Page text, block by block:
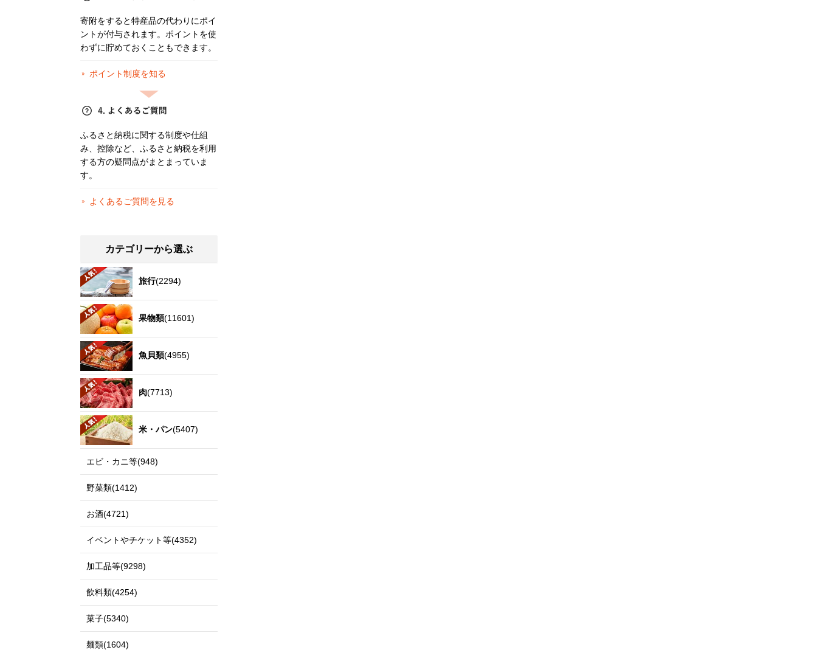
寄附をすると特産品の代わりにポイ
ントが付与されます。ポイントを使
わずに貯めておくこともできます。
ポイント制度を知る
ふるさと納税に関する制度や仕組
み、控除など、ふるさと納税を利用
する方の疑問点がまとまっていま
す。
よくあるご質問を見る
カテゴリーから選ぶ
旅行(2294)
果物類(11601)
魚貝類(4955)
肉(7713)
米・パン(5407)
エビ・カニ等(948)
野菜類(1412)
お酒(4721)
イベントやチケット等(4352)
加工品等(9298)
飲料類(4254)
菓子(5340)
麺類(1604)